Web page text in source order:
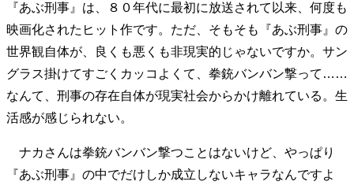
『あぶ刑事』は、８０年代に最初に放送されて以来、何度も
映画化されたヒット作です。ただ、そもそも『あぶ刑事』の
世界観自体が、良くも悪くも非現実的じゃないですか。サン
グラス掛けてすごくカッコよくて、拳銃バンバン撃って……
なんて、刑事の存在自体が現実社会からかけ離れている。生
活感が感じられない。
ナカさんは拳銃バンバン撃つことはないけど、やっぱり
『あぶ刑事』の中でだけしか成立しないキャラなんですよ